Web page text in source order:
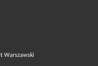
Warszawski